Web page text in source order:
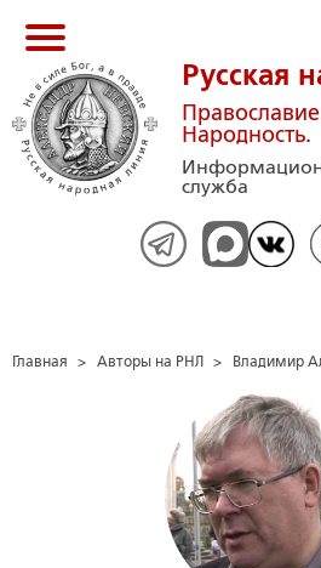
Русская
Народность.
служба
Главная > Авторы на РНЛ > Владимир